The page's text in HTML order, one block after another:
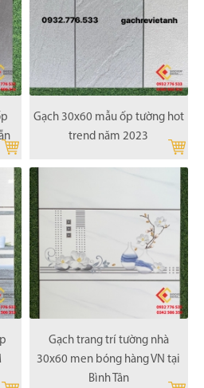
Gạch 30x60 mẫu ốp tường hot
trend năm 2023
Gạch trang trí tường nhà
30x60 men bóng hàng VN tại
Bình Tân